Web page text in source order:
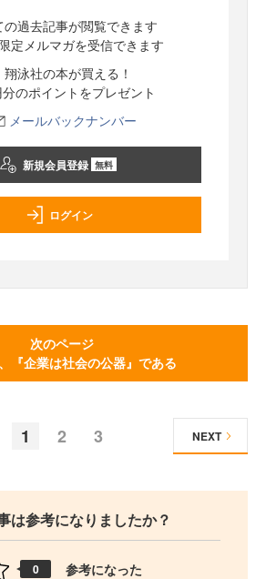
の過去記事が閲覧できます
定メルマガを受信できます
翔泳社の本が買える！
のポイントをプレゼント
メールバックナンバー
新規会員登録 無料
ログイン
次のページ
『企業は社会の公器』である
1 2 3 NEXT
は参考になりましたか？
0 参考になった